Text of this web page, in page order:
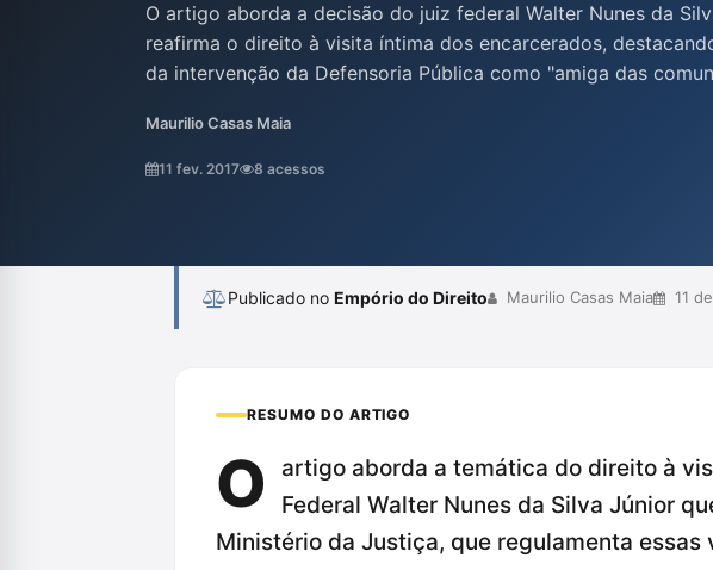
O artigo aborda a decisão do juiz federal Walter Nunes da
reafirma o direito à visita íntima dos encarcerados,
da intervenção da Defensoria Pública como "amiga das
sistema prisional e a busca por uma execução penal mais
equilibrada, num contexto de crescente caos carcerário.
Maurilio Casas Maia
11 fev. 2017 8 acessos
Publicado no Empório do Direito Maurilio Casas Maia 11
RESUMO DO ARTIGO
O
artigo aborda a temática do direito à
Federal Walter Nunes da Silva Júnior
Ministério da Justiça, que regulamenta